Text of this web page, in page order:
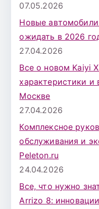
07.05.2026
Новые
ожидать в 2026
27.04.2026
Все о новом Kaiyi
характеристики
Москве
27.04.2026
Комплексное
обслуживания и
Peleton.ru
24.04.2026
Все, что нужно
Arrizo 8: